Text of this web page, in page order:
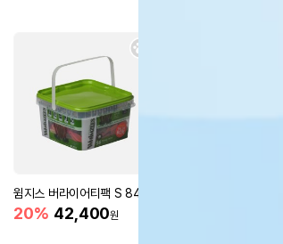
윔지스 버라이어티팩 S 840g
20% 42,400원